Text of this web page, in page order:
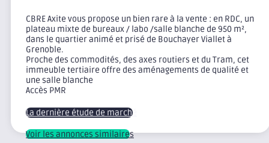
CBRE Axite vous propose un bien rare à la vente : en RDC, un
plateau mixte de bureaux / labo /salle blanche de 950 m²,
dans le quartier animé et prisé de Bouchayer Viallet à
Grenoble.
Proche des commodités, des axes routiers et du Tram, cet
immeuble tertiaire offre des aménagements de qualité et
une salle blanche
Accès PMR
La dernière étude de marché
Voir les annonces similaires